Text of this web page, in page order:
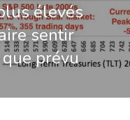
élevés
sentir
prévu